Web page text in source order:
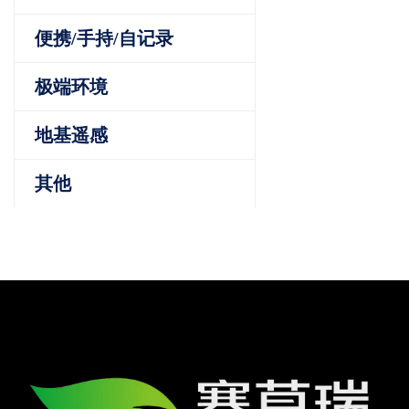
便携/手持/自记录
极端环境
地基遥感
其他